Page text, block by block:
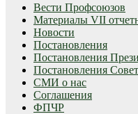
Вести Профсоюзов
Материалы VII
Новости
Постановления
Постановления
Постановления
СМИ о нас
Соглашения
ФПЧР